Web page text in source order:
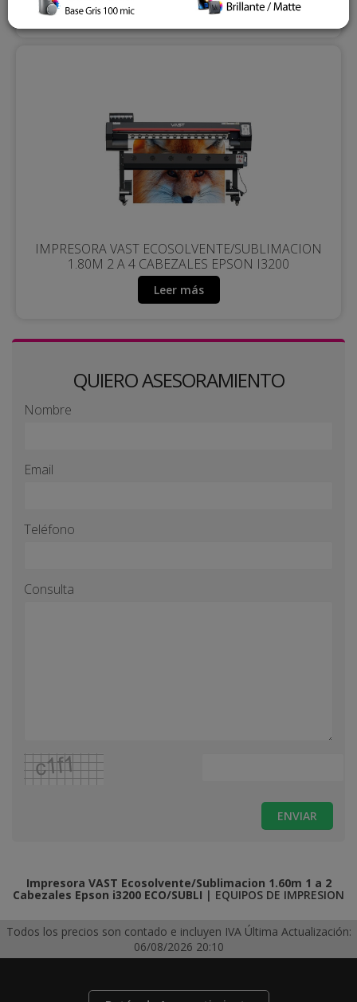
Leer más
IMPRESORA VAST ECOSOLVENTE/SUBLIMACION
1.80M 2 A 4 CABEZALES EPSON I3200
Leer más
QUIERO ASESORAMIENTO
Nombre
Email
Teléfono
Consulta
ENVIAR
Impresora VAST Ecosolvente/Sublimacion 1.60m 1 a 2
Cabezales Epson i3200 ECO/SUBLI | EQUIPOS DE IMPRESION
Todos los precios son contado e incluyen IVA Última Actualización:
06/08/2026 20:10